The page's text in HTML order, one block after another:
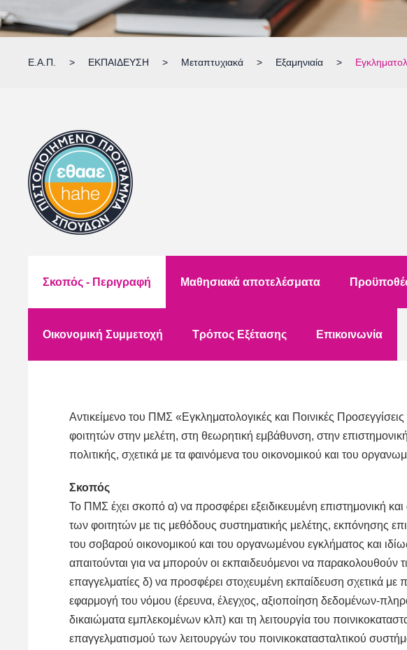
Ε.Α.Π. > ΕΚΠΑΙΔΕΥΣΗ > Μεταπτυχιακά > Εξαμηνιαία >
Σκοπός - Περιγραφή Μαθησιακά αποτελέσματα
Οικονομική Συμμετοχή Τρόπος Εξέτασης Επικοινωνία
Αντικείμενο του ΠΜΣ «Εγκληματολογικές και Ποινικές
φοιτητών στην μελέτη, στη θεωρητική εμβάθυνση, στην
πολιτικής, σχετικά με τα φαινόμενα του οικονομικού και του
Σκοπός
Το ΠΜΣ έχει σκοπό α) να προσφέρει εξειδικευμένη επιστημονική
των φοιτητών με τις μεθόδους συστηματικής μελέτης, εκπόνησης
του σοβαρού οικονομικού και του οργανωμένου εγκλήματος και
απαιτούνται για να μπορούν οι εκπαιδευόμενοι να παρακολουθούν
επαγγελματίες δ) να προσφέρει στοχευμένη εκπαίδευση σχετικά
εφαρμογή του νόμου (έρευνα, έλεγχος, αξιοποίηση δεδομένων-
δικαιώματα εμπλεκομένων κλπ) και τη λειτουργία του
επαγγελματισμού των λειτουργών του ποινικοκατασταλτικού